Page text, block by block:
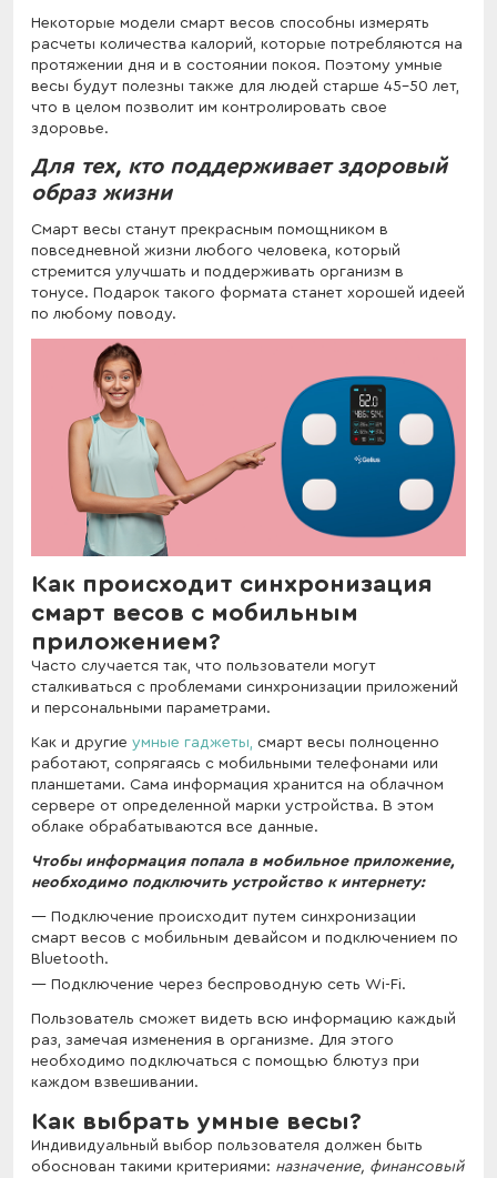
Некоторые модели смарт весов способны измерять
расчеты количества калорий, которые потребляются на
протяжении дня и в состоянии покоя. Поэтому умные
весы будут полезны также для людей старше 45-50 лет,
что в целом позволит им контролировать свое
здоровье.
Для тех, кто поддерживает здоровый
образ жизни
Смарт весы станут прекрасным помощником в
повседневной жизни любого человека, который
стремится улучшать и поддерживать организм в
тонусе. Подарок такого формата станет хорошей идеей
по любому поводу.
Как происходит синхронизация
смарт весов с мобильным
приложением?
Часто случается так, что пользователи могут
сталкиваться с проблемами синхронизации приложений
и персональными параметрами.
Как и другие умные гаджеты, смарт весы полноценно
работают, сопрягаясь с мобильными телефонами или
планшетами. Сама информация хранится на облачном
сервере от определенной марки устройства. В этом
облаке обрабатываются все данные.
Чтобы информация попала в мобильное приложение,
необходимо подключить устройство к интернету:
Подключение происходит путем синхронизации
смарт весов с мобильным девайсом и подключением по
Bluetooth.
Подключение через беспроводную сеть Wi-Fi.
Пользователь сможет видеть всю информацию каждый
раз, замечая изменения в организме. Для этого
необходимо подключаться с помощью блютуз при
каждом взвешивании.
Как выбрать умные весы?
Индивидуальный выбор пользователя должен быть
обоснован такими критериями: назначение, финансовый